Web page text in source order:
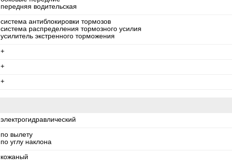
передняя водительская
система антиблокировки тормозов
система распределения тормозного усилия
усилитель экстренного торможения
+
+
+
электрогидравлический
по вылету
по углу наклона
кожаный